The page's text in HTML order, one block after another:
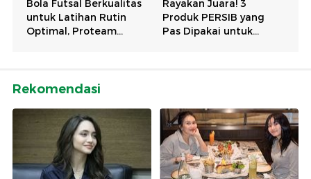
Rekomendasi